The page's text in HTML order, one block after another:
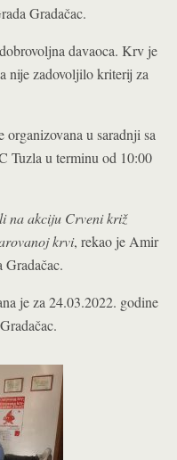
Gradačac.
davaoca. Krv je
nije zadovoljilo kriterij za
u saradnji sa
Tuzla u terminu od 10:00
na akciju Crveni križ
krvi, rekao je Amir
je za 24.03.2022. godine